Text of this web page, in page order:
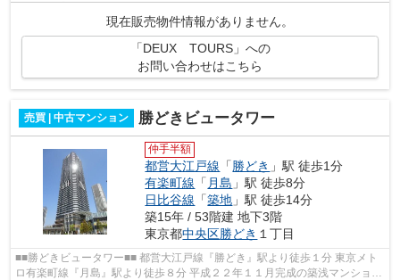
現在販売物件情報がありません。
「DEUX TOURS」への
お問い合わせはこちら
売買 | 中古マンション 勝どきビュータワー
仲手半額
都営大江戸線 「 勝どき 」駅 徒歩1分
有楽町線 「 月島 」駅 徒歩8分
日比谷線 「築地 」駅 徒歩14分
築15年 / 53階建 地下3階
東京都中央区勝どき １丁目
■■勝どきビュータワー■■ 都営大江戸線『勝どき』駅より徒歩１分 東京メト
ロ有楽町線『月島』駅より徒歩８分 平成２２年１１月完成の築浅マンション